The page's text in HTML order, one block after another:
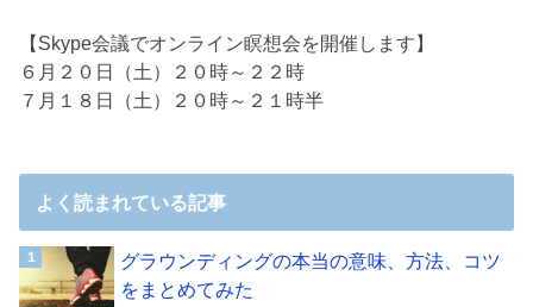
【Skype会議でオンライン瞑想会を開催します】
６月２０日（土）２０時～２２時
７月１８日（土）２０時～２１時半
よく読まれている記事
グラウンディングの本当の意味、方法、コツ
をまとめてみた